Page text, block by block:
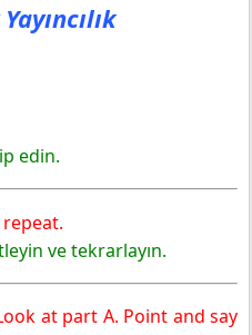
edin.
ve tekrarlayın.
at part A. Point and say